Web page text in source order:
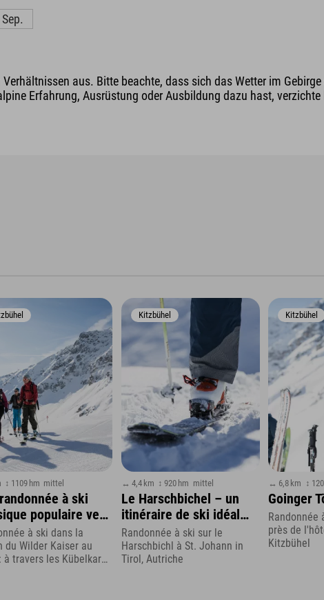
Sep.
aus. Bitte beachte, dass sich das Wetter im
Erfahrung, Ausrüstung oder Ausbildung dazu hast,
↕ 1109 hm mittel
à ski
populaire vers
Tor et l'arrêt
Goinger
à ski dans la
du Wilder Kaiser au
à travers les Kübelkar
Kitzbühel
↔ 4,4 km ↕ 920 hm mittel
Le Harschbichel – un
itinéraire de ski idéal
pour les débutants et
les skieurs du soir
Randonnée à ski sur le
Harschbichl à St. Johann in
Tirol, Autriche
Kitzbühel
↔ 6,8 km ↕
Goinger
Randonnée
près de
Kitzbühel